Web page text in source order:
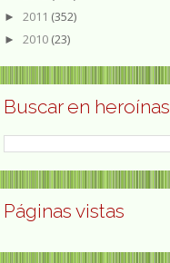
► 2011 (352)
► 2010 (23)
Buscar en heroínas
Páginas vistas